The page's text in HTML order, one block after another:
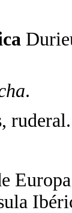
.
ruderal.